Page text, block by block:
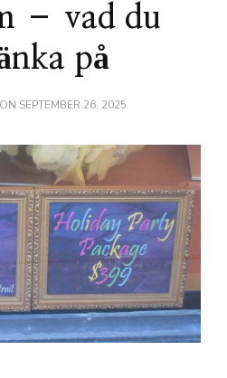
– vad du
på
SEPTEMBER 26, 2025